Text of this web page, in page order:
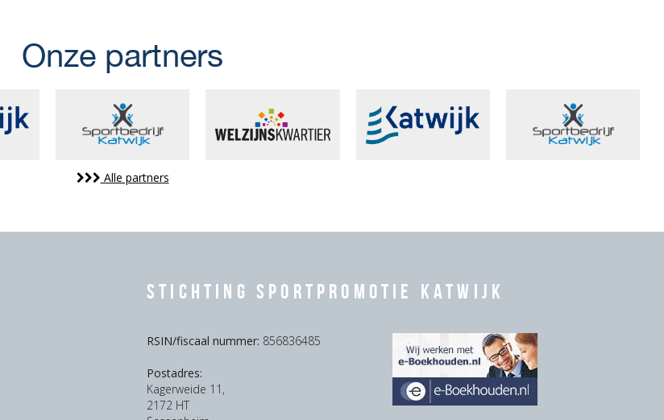
Onze partners
Alle partners
Stichting Sportpromotie Katwijk
RSIN/fiscaal nummer: 856836485
Postadres:
Kagerweide 11,
2172 HT